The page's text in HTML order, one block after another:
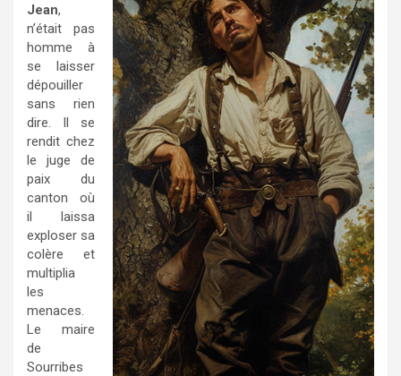
Jean,
n’était pas
homme à
se laisser
dépouiller
sans rien
dire. Il se
rendit chez
le juge de
paix du
canton où
il laissa
exploser sa
colère et
multiplia
les
menaces.
Le maire
de
Sourribes